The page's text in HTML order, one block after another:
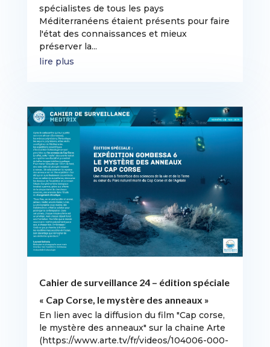
spécialistes de tous les pays
Méditerranéens étaient présents pour faire
l'état des connaissances et mieux
préserver la...
lire plus
Cahier de surveillance 24 – édition spéciale
« Cap Corse, le mystère des anneaux »
En lien avec la diffusion du film "Cap corse,
le mystère des anneaux" sur la chaine Arte
(https://www.arte.tv/fr/videos/104006-000-